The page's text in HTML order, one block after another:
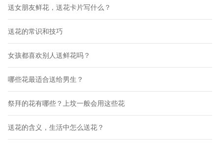
送女朋友鲜花，送花卡片写什么？
送花的常识和技巧
女孩都喜欢别人送鲜花吗？
哪些花最适合送给男生？
祭拜的花有哪些？上坟一般会用这些花
送花的含义，生活中怎么送花？